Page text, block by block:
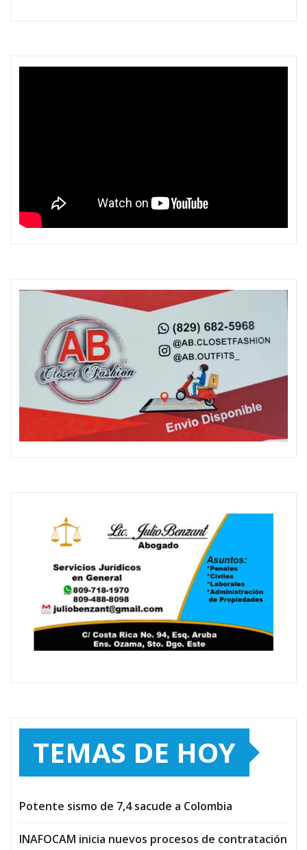
TEMAS DE HOY
Potente sismo de 7,4 sacude a Colombia
INAFOCAM inicia nuevos procesos de contratación